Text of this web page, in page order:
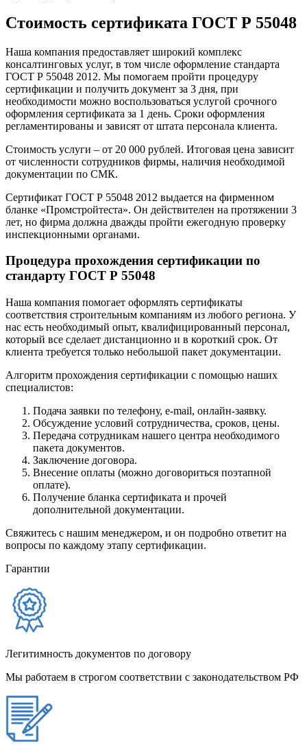
Стоимость сертификата ГОСТ Р 55048
Наша компания предоставляет широкий комплекс
консалтинговых услуг, в том числе оформление стандарта
ГОСТ Р 55048 2012. Мы помогаем пройти процедуру
сертификации и получить документ за 3 дня, при
необходимости можно воспользоваться услугой срочного
оформления сертификата за 1 день. Сроки оформления
регламентированы и зависят от штата персонала клиента.
Стоимость услуги – от 20 000 рублей. Итоговая цена зависит
от численности сотрудников фирмы, наличия необходимой
документации по СМК.
Сертификат ГОСТ Р 55048 2012 выдается на фирменном
бланке «Промстройтеста». Он действителен на протяжении 3
лет, но фирма должна дважды пройти ежегодную проверку
инспекционными органами.
Процедура прохождения сертификации по
стандарту ГОСТ Р 55048
Наша компания помогает оформлять сертификаты
соответствия строительным компаниям из любого региона. У
нас есть необходимый опыт, квалифицированный персонал,
который все сделает дистанционно и в короткий срок. От
клиента требуется только небольшой пакет документации.
Алгоритм прохождения сертификации с помощью наших
специалистов:
Подача заявки по телефону, e-mail, онлайн-заявку.
Обсуждение условий сотрудничества, сроков, цены.
Передача сотрудникам нашего центра необходимого
пакета документов.
Заключение договора.
Внесение оплаты (можно договориться поэтапной
оплате).
Получение бланка сертификата и прочей
дополнительной документации.
Свяжитесь с нашим менеджером, и он подробно ответит на
вопросы по каждому этапу сертификации.
Гарантии
Легитимность документов по договору
Мы работаем в строгом соответствии с законодательством РФ